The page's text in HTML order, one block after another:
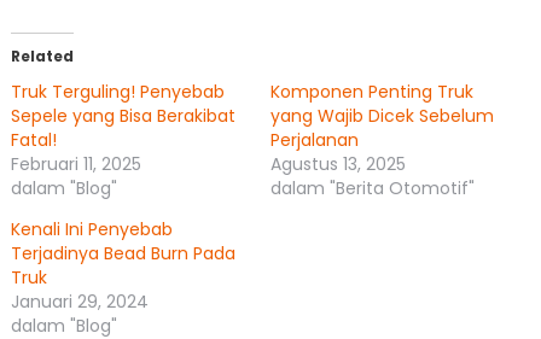
Related
Truk Terguling! Penyebab
Sepele yang Bisa Berakibat
Fatal!
Februari 11, 2025
dalam "Blog"
Komponen Penting Truk
yang Wajib Dicek Sebelum
Perjalanan
Agustus 13, 2025
dalam "Berita Otomotif"
Kenali Ini Penyebab
Terjadinya Bead Burn Pada
Truk
Januari 29, 2024
dalam "Blog"